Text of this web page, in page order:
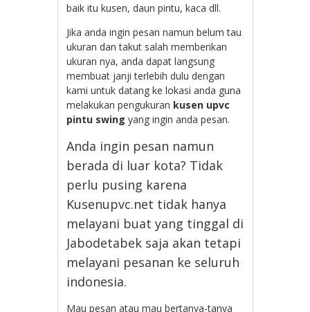
baik itu kusen, daun pintu, kaca dll.
Jika anda ingin pesan namun belum tau
ukuran dan takut salah memberikan
ukuran nya, anda dapat langsung
membuat janji terlebih dulu dengan
kami untuk datang ke lokasi anda guna
melakukan pengukuran kusen upvc
pintu swingyang ingin anda pesan.
Anda ingin pesan namun
berada di luar kota? Tidak
perlu pusing karena
Kusenupvc.net tidak hanya
melayani buat yang tinggal di
Jabodetabek saja akan tetapi
melayani pesanan ke seluruh
indonesia.
Mau pesan atau mau bertanya-tanya